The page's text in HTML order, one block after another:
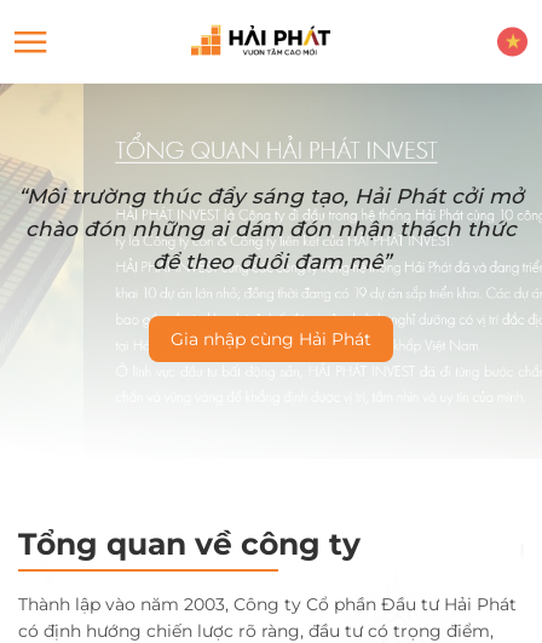
“Môi trường thúc đẩy sáng tạo, Hải Phát cởi mở
chào đón những ai dám đón nhận thách thức
để theo đuổi đam mê”
Gia nhập cùng Hải Phát
Tổng quan về công ty
Thành lập vào năm 2003, Công ty Cổ phần Đầu tư Hải Phát
có định hướng chiến lược rõ ràng, đầu tư có trọng điểm,